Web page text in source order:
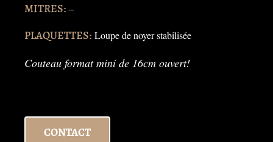
MITRES: –
PLAQUETTES: Loupe de noyer stabilisée
Couteau format mini de 16cm ouvert!
CONTACT